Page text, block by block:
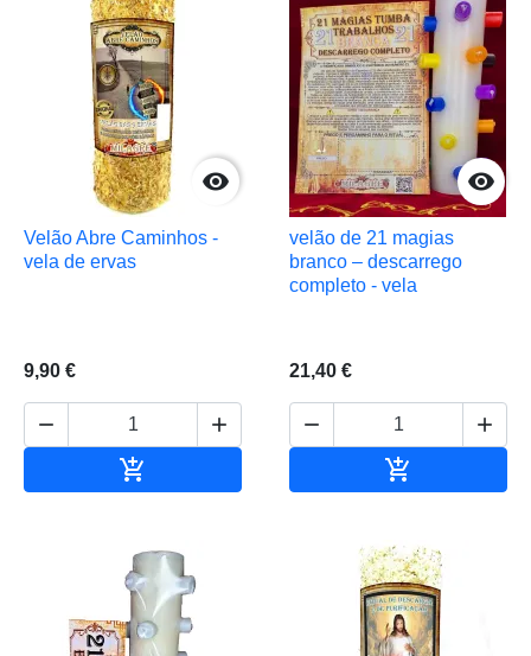

Velão Abre Caminhos -
vela de ervas
9,90 €
 


velão de 21 magias
branco – descarrego
completo - vela
21,40 €
 
